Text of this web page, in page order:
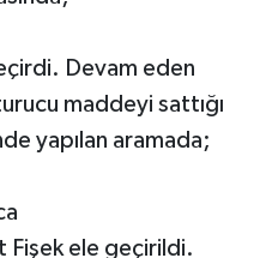
Devam eden
maddeyi sattığı
yapılan aramada;
Fişek ele geçirildi.